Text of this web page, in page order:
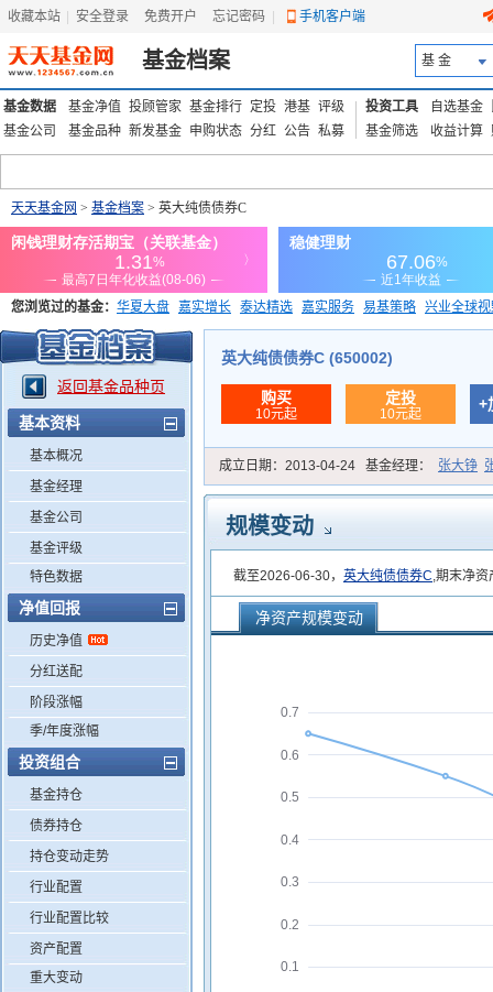
收藏本站 安全登录 免费开户 忘记密码 手机客户端
基金档案 基 金
基金数据 基金净值 投顾管家 基金排行 定投 港基 评级
基金公司
基金品种 新发基金 申购状态 分红 公告 私募
投资工具 自选基金
基金筛选
收益计算
天天基金网 > 基金档案 > 英大纯债债券C
您浏览过的基金： 华夏大盘 嘉实增长 泰达精选 嘉实服务 易基策略 兴业全球
添富优势 华安宏利 上证180价值ETF
返回基金品种页
基本资料
基本概况
基金经理
基金公司
基金评级
特色数据
净值回报
历史净值
分红送配
阶段涨幅
季/年度涨幅
投资组合
基金持仓
债券持仓
持仓变动走势
行业配置
行业配置比较
资产配置
重大变动
英大纯债债券C (650002)
购买
10元起
定投
10元起
+
成立日期： 2013-04-24 基金经理： 张大铮
规模变动
截至2026-06-30， 英大纯债债券C,期末净
净资产规模变动
0.1
0.2
0.3
0.4
0.5
0.6
0.7